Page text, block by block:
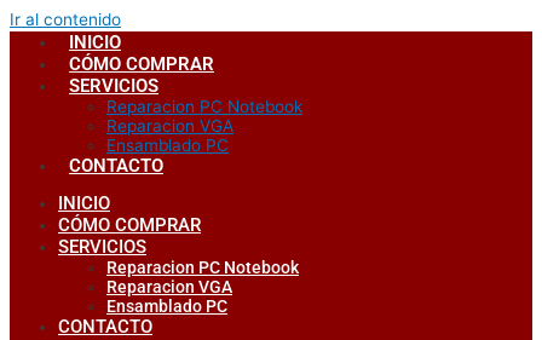
Ir al contenido
INICIO
CÓMO COMPRAR
SERVICIOS
Reparacion PC Notebook
Reparacion VGA
Ensamblado PC
CONTACTO
INICIO
CÓMO COMPRAR
SERVICIOS
Reparacion PC Notebook
Reparacion VGA
Ensamblado PC
CONTACTO